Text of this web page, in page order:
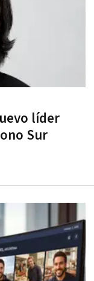
líder
Sur